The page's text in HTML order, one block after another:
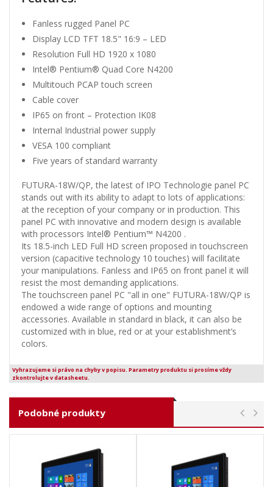
Fanless rugged Panel PC
Display LCD TFT 18.5" 16:9 – LED
Resolution Full HD 1920 x 1080
Intel® Pentium® Quad Core N4200
Multitouch PCAP touch screen
Cable cover
IP65 on front – Protection IK08
Internal Industrial power supply
VESA 100 compliant
Five years of standard warranty
FUTURA-18W/QP, the latest of IPO Technologie panel PC
stands out with its ability to adapt to lots of applications:
at the reception of your company or in production. This
panel PC with innovative and modern design is available
with processors Intel® Pentium™ N4200 .
Its 18.5-inch LED Full HD screen proposed in touchscreen
version (capacitive technology 10 touches) will facilitate
your manipulations. Fanless and IP65 on front panel it will
resist the most demanding applications.
The touchscreen panel PC "all in one" FUTURA-18W/QP is
endowed a wide range of options and mounting
accessories. Available in standard in black, it can also be
customized with in blue, red or at your establishment’s
colors.
Vyhrazujeme si právo na chyby v popisu. Parametry produktu si prosíme vždy
zkontrolujte v datasheetu.
Podobné produkty